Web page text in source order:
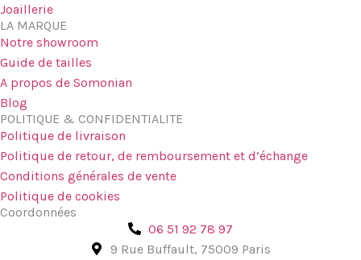
Joaillerie
LA MARQUE
Notre showroom
Guide de tailles
A propos de Somonian
Blog
POLITIQUE & CONFIDENTIALITE
Politique de livraison
Politique de retour, de remboursement et d’échange
Conditions générales de vente
Politique de cookies
Coordonnées
06 51 92 78 97
9 Rue Buffault, 75009 Paris